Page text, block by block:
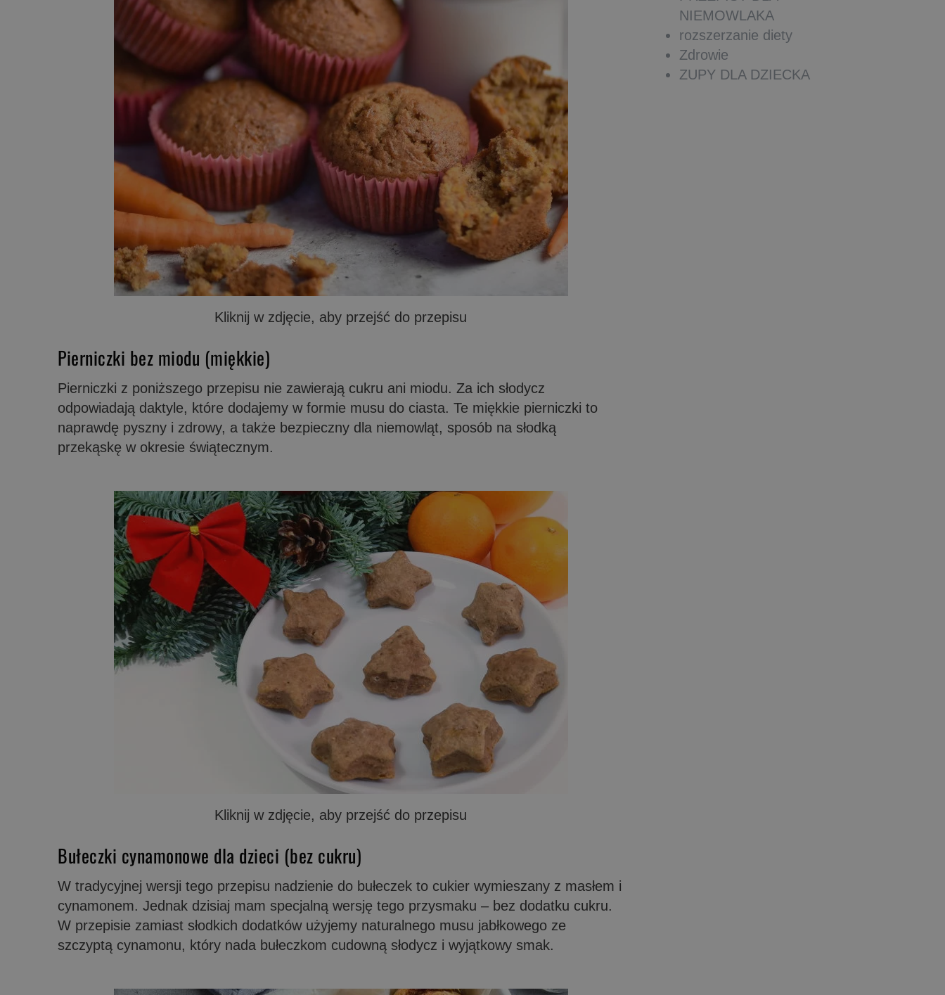
Kliknij w zdjęcie, aby przejść do przepisu
Pierniczki bez miodu (miękkie)
Pierniczki z poniższego przepisu nie zawierają cukru ani miodu. Za ich słodycz
odpowiadają daktyle, które dodajemy w formie musu do ciasta. Te miękkie pierniczki to
naprawdę pyszny i zdrowy, a także bezpieczny dla niemowląt, sposób na słodką
przekąskę w okresie świątecznym.
Kliknij w zdjęcie, aby przejść do przepisu
Bułeczki cynamonowe dla dzieci (bez cukru)
W tradycyjnej wersji tego przepisu nadzienie do bułeczek to cukier wymieszany z masłem i
cynamonem. Jednak dzisiaj mam specjalną wersję tego przysmaku – bez dodatku cukru.
W przepisie zamiast słodkich dodatków użyjemy naturalnego musu jabłkowego ze
szczyptą cynamonu, który nada bułeczkom cudowną słodycz i wyjątkowy smak.
NIEMOWLAKA
rozszerzanie diety
Zdrowie
ZUPY DLA DZIECKA